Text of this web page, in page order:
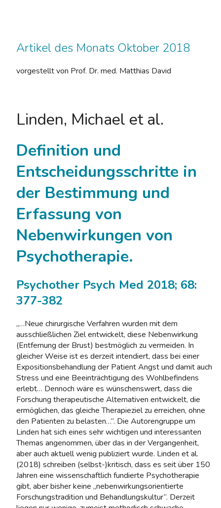
Artikel des Monats Oktober 2018
vorgestellt von Prof. Dr. med. Matthias David
Linden, Michael et al.
Definition und
Entscheidungsschritte in
der Bestimmung und
Erfassung von
Nebenwirkungen von
Psychotherapie.
Psychother Psych Med 2018; 68:
377-382
„…Neue chirurgische Verfahren wurden mit dem
ausschließlichen Ziel entwickelt, diese Nebenwirkung
(Entfernung der Brust) bestmöglich zu vermeiden. In
gleicher Weise ist es derzeit intendiert, dass bei einer
Expositionsbehandlung der Patient Angst und damit auch
Stress und eine Beeinträchtigung des Wohlbefindens
erlebt… Dennoch wäre es wünschenswert, dass die
Forschung therapeutische Alternativen entwickelt, die
ermöglichen, das gleiche Therapieziel zu erreichen, ohne
den Patienten zu belasten…“. Die Autorengruppe um
Linden hat sich eines sehr wichtigen und interessanten
Themas angenommen, über das in der Vergangenheit,
aber auch aktuell wenig publiziert wurde. Linden et al.
(2018) schreiben (selbst-)kritisch, dass es seit über 150
Jahren eine wissenschaftlich fundierte Psychotherapie
gibt, aber bisher keine „nebenwirkungsorientierte
Forschungstradition und Behandlungskultur“. Derzeit